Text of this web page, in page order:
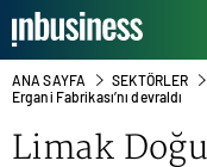
ANA SAYFA SEKTÖRLER
Ergani Fabrikası’nı devraldı
Limak